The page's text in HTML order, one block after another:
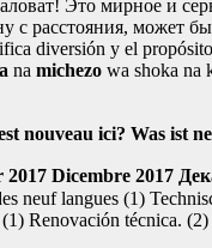
Это мирное и
с расстояния, может
diversión y el
na michezo wa shoka na
nouveau ici? Was ist
2017 Dicembre 2017
neuf langues (1)
(1) Renovación técnica.